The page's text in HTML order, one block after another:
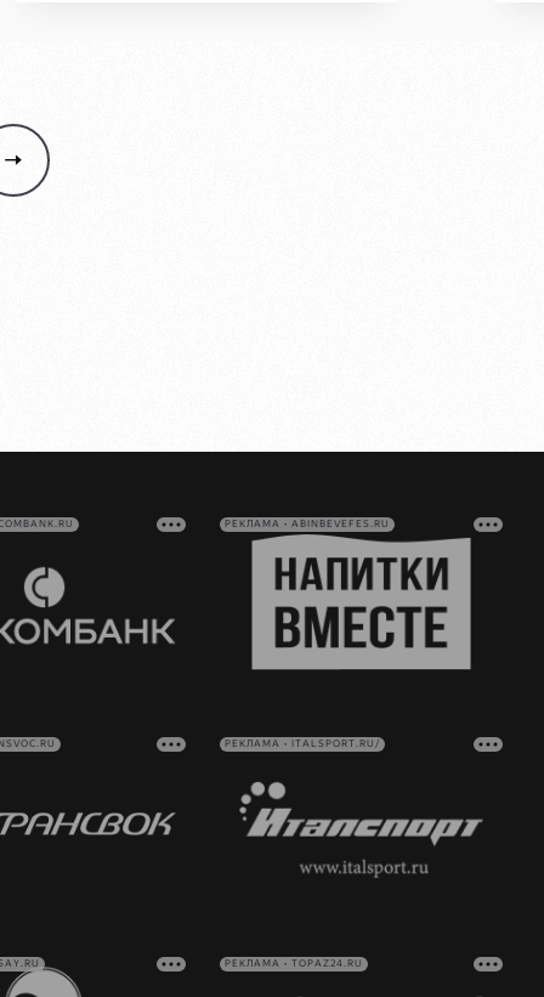
РЕКЛАМА • ABINBEVEFES.RU
РЕКЛАМА • ITALSPORT.RU/
РЕКЛАМА • TOPAZ24.RU